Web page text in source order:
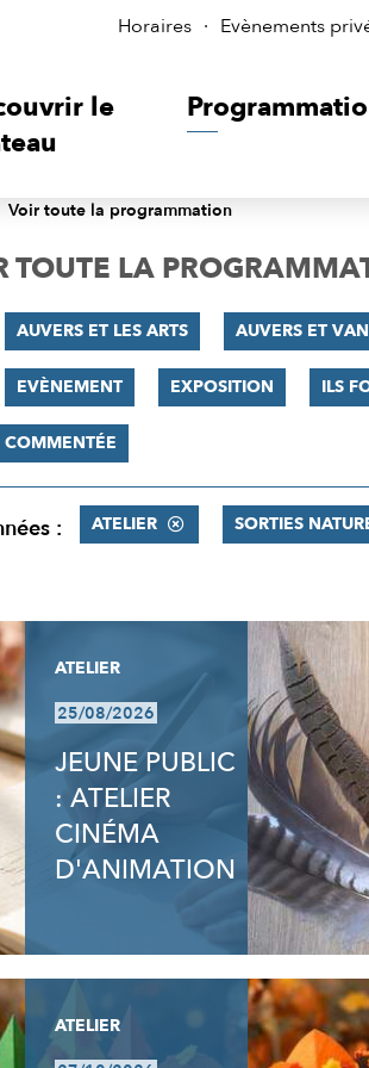
Horaires Evènements
le
Voir toute la programmation
TOUTE LA
AUVERS ET LES ARTS AUVERS ET
EVÈNEMENT EXPOSITION ILS
COMMENTÉE
: ATELIER SORTIES
ATELIER
25/08/2026
JEUNE PUBLIC
: ATELIER
CINÉMA
D'ANIMATION
ATELIER